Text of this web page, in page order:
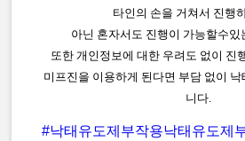
타인의 손을 거쳐서 진행
아닌 혼자서도 진행이 가능할수있
또한 개인정보에 대한 우려도 없이 진
미프진을 이용하게 된다면 부담 없이
니다.
#낙태유도제부작용낙태유도제